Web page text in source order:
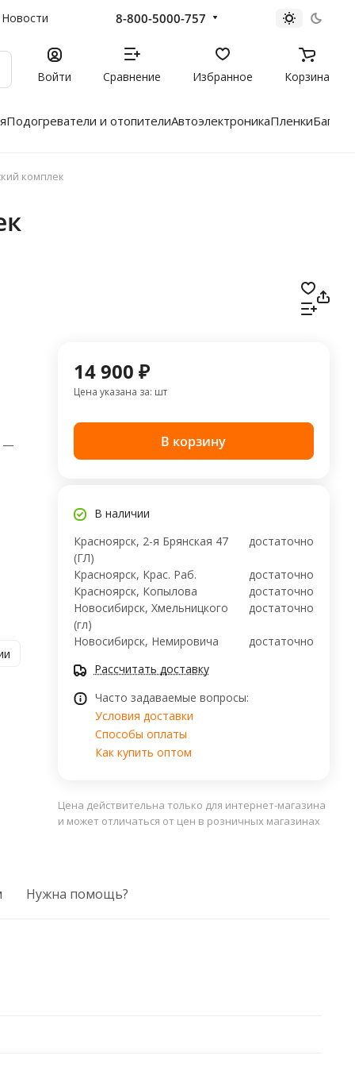
Новости 8-800-5000-757
Войти Сравнение Избранное Корзина
Подогреватели и отопителиАвтоэлектроникаПленки
комплек
—
14 900 ₽
Цена указана за: шт
В корзину
В наличии
Красноярск, 2-я Брянская 47
(ГЛ)
достаточно
Красноярск, Крас. Раб.
достаточно
Красноярск, Копылова
достаточно
Новосибирск, Хмельницкого
(гл)
достаточно
Новосибирск, ​Немировича
достаточно
Рассчитать доставку
Часто задаваемые вопросы:
Условия доставки
Способы оплаты
Как купить оптом
Цена действительна только для интернет-магазина
и может отличаться от цен в розничных магазинах
Нужна помощь?